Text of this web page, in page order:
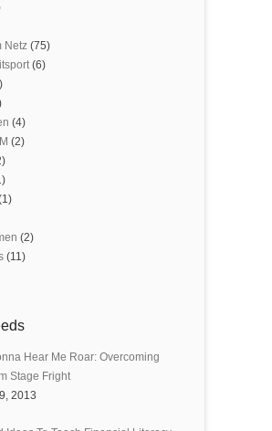
Netz (75)
(6)
(4)
(2)
(2)
(11)
Hear Me Roar: Overcoming
Stage Fright
2013